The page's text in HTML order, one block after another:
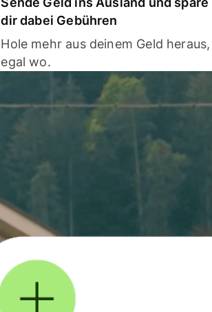
dir dabei Gebühren
Hole mehr aus deinem Geld heraus,
egal wo.